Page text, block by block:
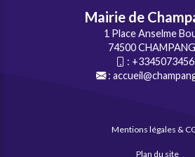
Mairie de
1 Place Anselme
74500
:
:
Mentions légales &
Plan du site